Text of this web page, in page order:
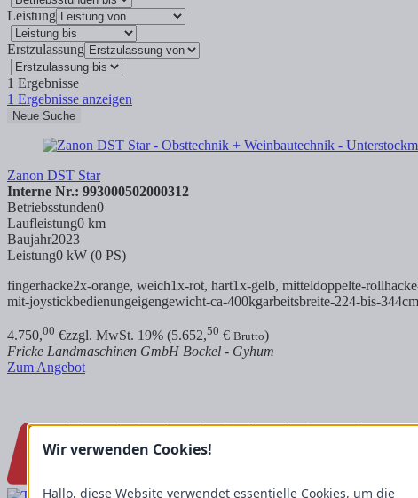
Leistung
Erstzulassung
1 Ergebnisse
1 Ergebnisse anzeigen
Neue Suche
Zanon DST Star
Interne Nr.: 993000502000312
Betriebsstunden0
Laufleistung0 km
Baujahr2023
Leistung0 kW (0 PS)
fingerhacke2x-orange, weich1x-rot, hart1x-gelb, mitteldoppelte-
mit-joystickbedienungeigengewicht-ca-400kgarbeitsbreite-224-bis-
4.750,00 €zzgl. MwSt. 19% (5.652,50 € Brutto)
Fricke Landmaschinen GmbH Bockel - Gyhum
Zum Angebot
Wir verwenden Cookies!
Hallo, diese Website verwendet essentielle Cookies, um die